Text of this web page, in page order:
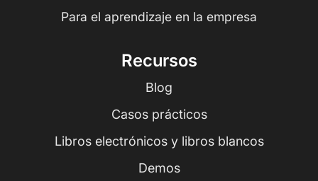
Para el aprendizaje en la empresa
Recursos
Blog
Casos prácticos
Libros electrónicos y libros blancos
Demos